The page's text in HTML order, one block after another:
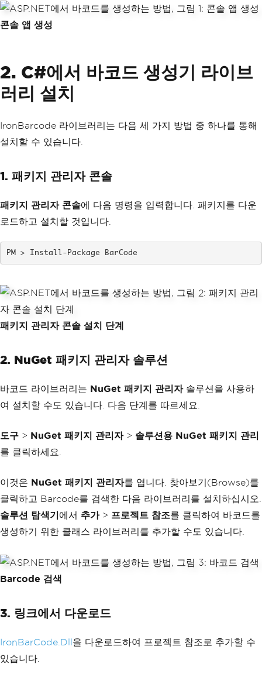
콘솔 앱 생성
2. C#에서 바코드 생성기 라이브
러리 설치
IronBarcode 라이브러리는 다음 세 가지 방법 중 하나를 통해
설치할 수 있습니다.
1. 패키지 관리자 콘솔
패키지 관리자 콘솔에 다음 명령을 입력합니다. 패키지를 다운
로드하고 설치할 것입니다.
Install-Package BarCode
패키지 관리자 콘솔 설치 단계
2. NuGet 패키지 관리자 솔루션
바코드 라이브러리는 NuGet 패키지 관리자솔루션을 사용하
여 설치할 수도 있습니다. 다음 단계를 따르세요.
도구 > NuGet 패키지 관리자> 솔루션용 NuGet 패키지 관리
를 클릭하세요.
이것은 NuGet 패키지 관리자를 엽니다. 찾아보기(Browse)를
클릭하고 Barcode를 검색한 다음 라이브러리를 설치하십시오.
솔루션 탐색기 에서 추가> 프로젝트 참조를 클릭하여 바코드를
생성하기 위한 클래스 라이브러리를 추가할 수도 있습니다.
Barcode 검색
3. 링크에서 다운로드
IronBarCode.Dll을 다운로드하여 프로젝트 참조로 추가할 수
있습니다.